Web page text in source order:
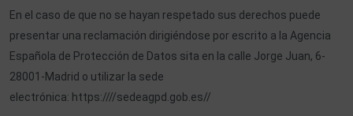
En el caso de que no se hayan respetado sus derechos puede
presentar una reclamación dirigiéndose por escrito a la Agencia
Española de Protección de Datos sita en la calle Jorge Juan, 6-
28001-Madrid o utilizar la sede
electrónica: https:////sedeagpd.gob.es//